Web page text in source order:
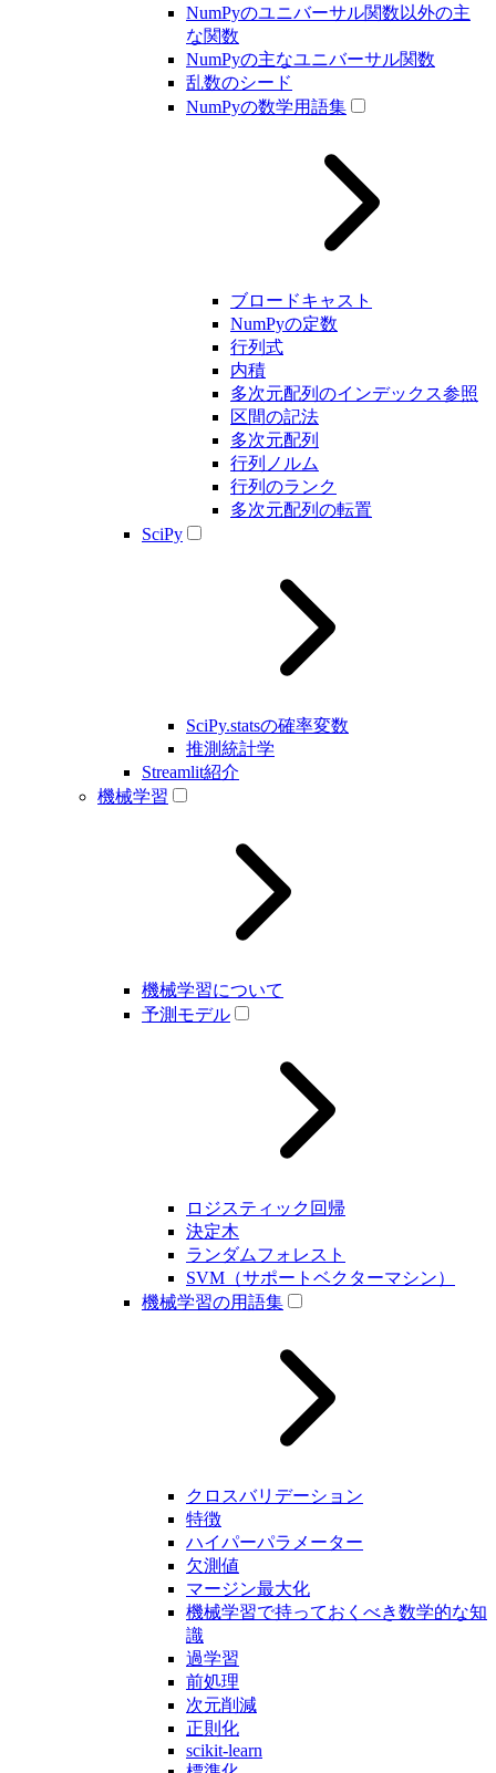
NumPyのユニバーサル関数以外の主
な関数
NumPyの主なユニバーサル関数
乱数のシード
NumPyの数学用語集
ブロードキャスト
NumPyの定数
行列式
内積
多次元配列のインデックス参照
区間の記法
多次元配列
行列ノルム
行列のランク
多次元配列の転置
SciPy
SciPy.statsの確率変数
推測統計学
Streamlit紹介
機械学習
機械学習について
予測モデル
ロジスティック回帰
決定木
ランダムフォレスト
SVM（サポートベクターマシン）
機械学習の用語集
クロスバリデーション
特徴
ハイパーパラメーター
欠測値
マージン最大化
機械学習で持っておくべき数学的な知
識
過学習
前処理
次元削減
正則化
scikit-learn